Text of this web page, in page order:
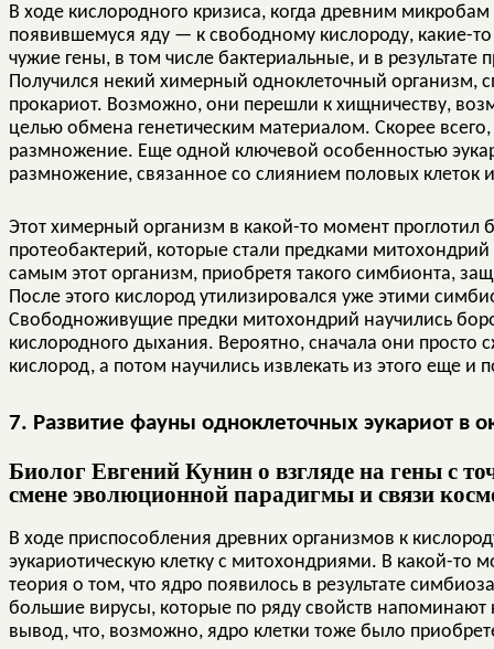
В ходе кислородного кризиса, когда древним
появившемуся яду — к свободному кислороду, какие-
чужие гены, в том числе бактериальные, и в результате
Получился некий химерный одноклеточный организм,
прокариот. Возможно, они перешли к хищничеству,
целью обмена генетическим материалом. Скорее
размножение. Еще одной ключевой особенностью
размножение, связанное со слиянием половых
Этот химерный организм в какой-то момент проглотил
протеобактерий, которые стали предками
самым этот организм, приобретя такого симбионта,
После этого кислород утилизировался уже этими
Свободноживущие предки митохондрий научились
кислородного дыхания. Вероятно, сначала они просто
кислород, а потом научились извлекать из этого еще и
7. Развитие фауны одноклеточных эукариот в
Биолог Евгений Кунин о взгляде на гены с
смене эволюционной парадигмы и связи
В ходе приспособления древних организмов к
эукариотическую клетку с митохондриями. В какой-то
теория о том, что ядро появилось в результате
большие вирусы, которые по ряду свойств напоминают
вывод, что, возможно, ядро клетки тоже было